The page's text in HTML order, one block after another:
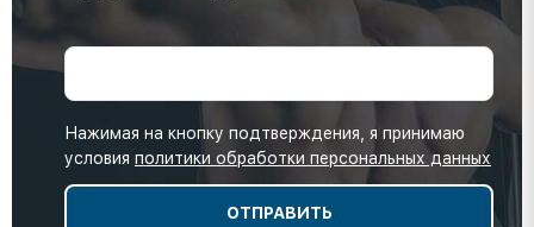
Нажимая на кнопку подтверждения, я принимаю
условия политики обработки персональных данных